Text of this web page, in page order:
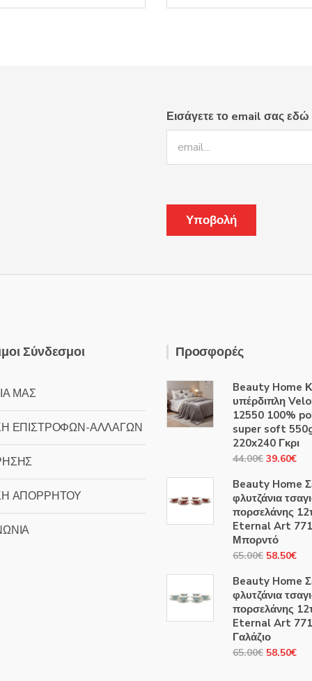
Εισάγετε το email σας εδώ
Σύνδεσμοι
ΜΑΣ
ΕΠΙΣΤΡΟΦΩΝ-ΑΛΛΑΓΩΝ
ΑΠΟΡΡΗΤΟΥ
Προσφορές
Beauty Home
υπέρδιπλη
12550 100%
super soft
220x240 Γκρι
44.00€ Original
was:
44.00€.
39.60€Η
Beauty Home
φλυτζάνια
πορσελάνης
Eternal Art
Μπορντό
65.00€ Original
was:
65.00€.
58.50€Η
Beauty Home
φλυτζάνια
πορσελάνης
Eternal Art
Γαλάζιο
65.00€ Original
58.50€Η